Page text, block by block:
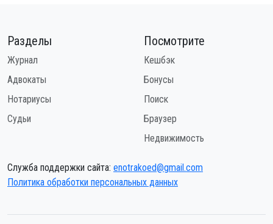
Разделы
Журнал
Адвокаты
Нотариусы
Судьи
Посмотрите
Кешбэк
Бонусы
Поиск
Браузер
Недвижимость
Служба поддержки сайта: enotrakoed@gmail.com
Политика обработки персональных данных